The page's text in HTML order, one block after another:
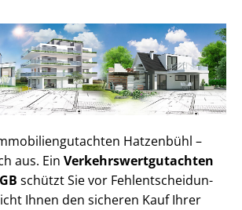
Hatzenbühl –
aus. Ein Ver­kehrs­wert­gut­ach­ten
schützt Sie vor Fehl­ent­schei­dun­
Ihnen den sicheren Kauf Ihrer